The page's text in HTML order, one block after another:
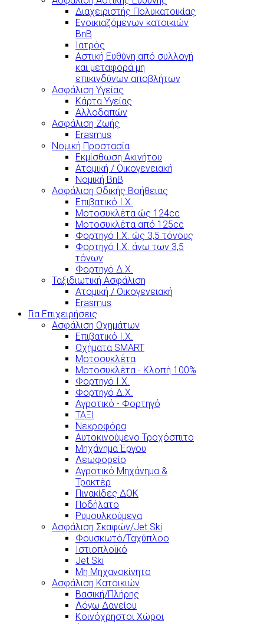
Διαχειριστής Πολυκατοικίας
Ενοικιαζόμενων κατοικιών
BnB
Ιατρός
Αστική Ευθύνη από συλλογή
και μεταφορά μη
επικινδύνων αποβλήτων
Ασφάλιση Υγείας
Κάρτα Υγείας
Αλλοδαπών
Ασφάλιση Ζωής
Erasmus
Νομική Προστασία
Εκμίσθωση Ακινήτου
Ατομική / Οικογενειακή
Νομική BnB
Ασφάλιση Οδικής Βοήθειας
Επιβατικό Ι.Χ.
Μοτοσυκλέτα ώς 124cc
Μοτοσυκλέτα από 125cc
Φορτηγό Ι.Χ. ώς 3,5 τόνους
Φορτηγό Ι.Χ. άνω των 3,5
τόνων
Φορτηγό Δ.Χ.
Ταξιδιωτική Ασφάλιση
Ατομική / Οικογενειακή
Erasmus
Για Επιχειρήσεις
Ασφάλιση Οχημάτων
Επιβατικό Ι.Χ.
Οχήματα SMART
Μοτοσυκλέτα
Μοτοσυκλέτα - Κλοπή 100%
Φορτηγό Ι.Χ.
Φορτηγό Δ.Χ.
Αγροτικό - Φορτηγό
ΤΑΞΙ
Νεκροφόρα
Αυτοκινούμενο Τροχόσπιτο
Μηχάνημα Έργου
Λεωφορείο
Αγροτικό Μηχάνημα &
Τρακτέρ
Πινακίδες ΔΟΚ
Ποδήλατο
Ρυμουλκούμενα
Ασφάλιση Σκαφών/Jet Ski
Φουσκωτό/Ταχύπλοο
Ιστιοπλοϊκό
Jet Ski
Μη Μηχανοκίνητο
Ασφάλιση Κατοικιών
Βασική/Πλήρης
Λόγω Δανείου
Κοινόχρηστοι Χώροι